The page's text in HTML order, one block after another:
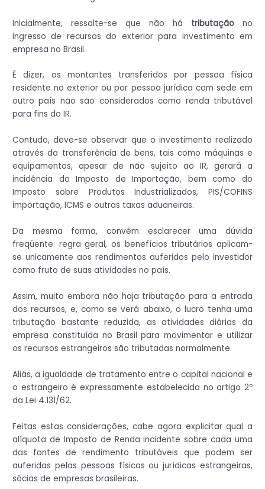
Inicialmente, ressalte-se que não há tributaçãono
ingresso de recursos do exterior para investimento em
empresa no Brasil.
É dizer, os montantes transferidos por pessoa física
residente no exterior ou por pessoa jurídica com sede em
outro país não são considerados como renda tributável
para fins do IR.
Contudo, deve-se observar que o investimento realizado
através da transferência de bens, tais como máquinas e
equipamentos, apesar de não sujeito ao IR, gerará a
incidência do Imposto de Importação, bem como do
Imposto sobre Produtos Industrializados, PIS/COFINS
importação, ICMS e outras taxas aduaneiras.
Da mesma forma, convém esclarecer uma dúvida
freqüente: regra geral, os benefícios tributários aplicam-
se unicamente aos rendimentos auferidos pelo investidor
como fruto de suas atividades no país.
Assim, muito embora não haja tributação para a entrada
dos recursos, e, como se verá abaixo, o lucro tenha uma
tributação bastante reduzida, as atividades diárias da
empresa constituída no Brasil para movimentar e utilizar
os recursos estrangeiros são tributadas normalmente.
Aliás, a igualdade de tratamento entre o capital nacional e
o estrangeiro é expressamente estabelecida no artigo 2º
da Lei 4.131/62.
Feitas estas considerações, cabe agora explicitar qual a
alíquota de Imposto de Renda incidente sobre cada uma
das fontes de rendimento tributáveis que podem ser
auferidas pelas pessoas físicas ou jurídicas estrangeiras,
sócias de empresas brasileiras.